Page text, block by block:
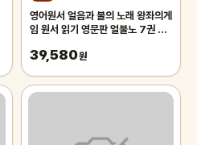
영어원서 얼음과 불의 노래 왕좌의게
임 원서 읽기 영문판 얼불노 7권 A
서
39,580원